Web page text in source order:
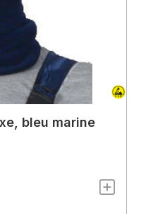
bleu marine